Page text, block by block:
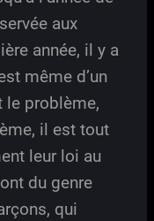
aux
année, il y a
même d’un
le problème,
il est tout
leur loi au
du genre
qui